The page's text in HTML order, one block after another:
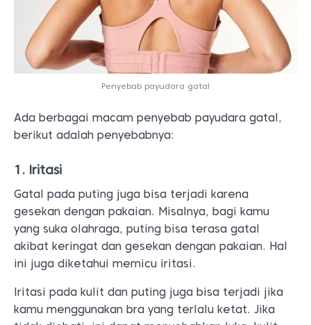
1. Iritasi
Gatal pada puting juga bisa terjadi karena
gesekan dengan pakaian. Misalnya, bagi kamu
yang suka olahraga, puting bisa terasa gatal
ini juga diketahui memicu iritasi.
kamu menggunakan bra yang terlalu ketat. Jika
tidak diobati, ini dapat menyebabkan luka, kulit
puting pecah-pecah, dan bahkan pendarahan.
2. Kehamilan
Selama kehamilan, hormon dalam tubuh wanita
menyebabkan perubahanbentuk tubuh, termasuk
peningkatan ukuran payudara.